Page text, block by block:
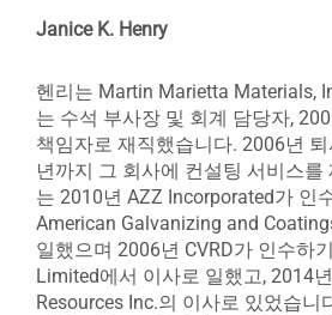
Janice K. Henry
헨리는 Martin Marietta Materials,
는 수석 부사장 및 회계 담당자,
책임자로 재직했습니다. 2006년
년까지 그 회사에 컨설팅 서비스를
는 2010년 AZZ Incorporated가 인
American Galvanizing and
일했으며 2006년 CVRD가 인수하
Limited에서 이사로 일했고, 2014
Resources Inc.의 이사로 있었습니